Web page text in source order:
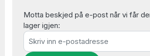
Motta beskjed på e-post når vi får
lager igjen: